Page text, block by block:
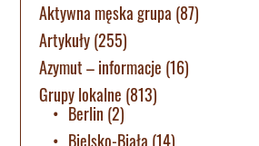
Aktywna męska grupa (87)
Artykuły(255)
Azymut – informacje (16)
Grupy lokalne (813)
Berlin (2)
Bielsko-Biała (14)